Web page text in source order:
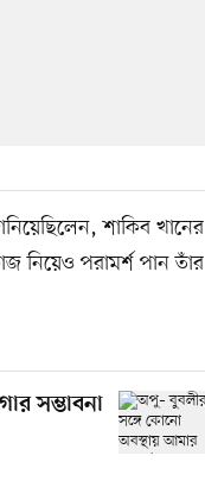
শাকিব খানের
নিয়েও পরামর্শ পান তাঁর
সম্ভাবনা